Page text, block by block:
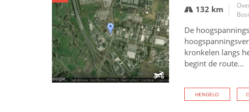
132 km
De
kronkelen langs
begint de route...
HENGELO